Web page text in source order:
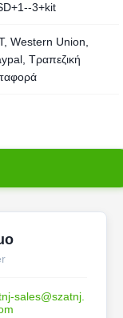
3+kit
Western Union,
Τραπεζική
sales@szatnj.